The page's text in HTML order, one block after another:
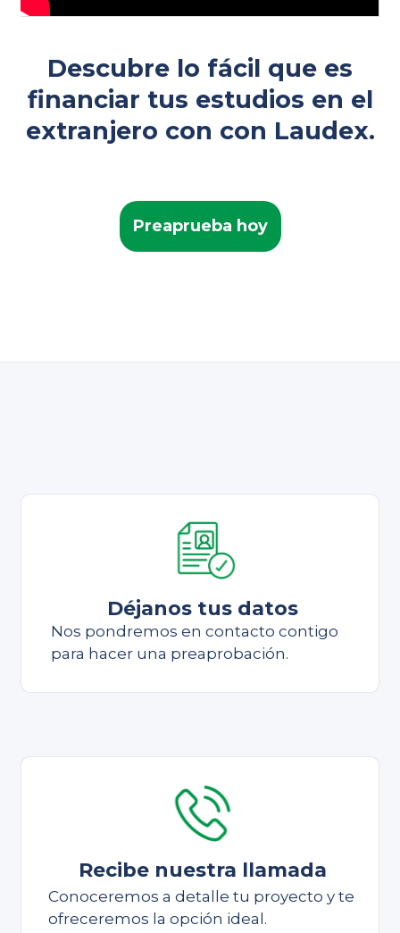
Descubre lo fácil que es
financiar tus estudios en el
extranjero con con Laudex.
Preaprueba hoy
Déjanos tus datos
Nos pondremos en contacto contigo
para hacer una preaprobación.
Recibe nuestra llamada
Conoceremos a detalle tu proyecto y te
ofreceremos la opción ideal.